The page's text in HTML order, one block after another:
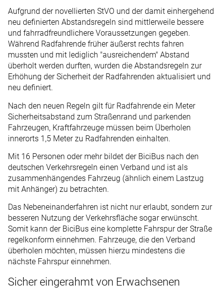
Aufgrund der novellierten StVO und der damit einhergehend
neu definierten Abstandsregeln sind mittlerweile bessere
und fahrradfreundlichere Voraussetzungen gegeben.
Während Radfahrende früher äußerst rechts fahren
mussten und mit lediglich "ausreichendem" Abstand
überholt werden durften, wurden die Abstandsregeln zur
Erhöhung der Sicherheit der Radfahrenden aktualisiert und
neu definiert.
Nach den neuen Regeln gilt für Radfahrende ein Meter
Sicherheitsabstand zum Straßenrand und parkenden
Fahrzeugen, Kraftfahrzeuge müssen beim Überholen
innerorts 1,5 Meter zu Radfahrenden einhalten.
Mit 16 Personen oder mehr bildet der BiciBus nach den
deutschen Verkehrsregeln einen Verband und ist als
zusammenhängendes Fahrzeug (ähnlich einem Lastzug
mit Anhänger) zu betrachten.
Das Nebeneinanderfahren ist nicht nur erlaubt, sondern zur
besseren Nutzung der Verkehrsfläche sogar erwünscht.
Somit kann der BiciBus eine komplette Fahrspur der Straße
regelkonform einnehmen. Fahrzeuge, die den Verband
überholen möchten, müssen hierzu mindestens die
nächste Fahrspur einnehmen.
Sicher eingerahmt von Erwachsenen